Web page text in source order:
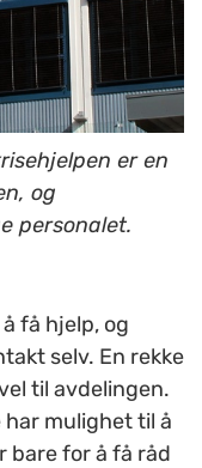
er en
og
personalet.
få hjelp, og
selv. En rekke
til avdelingen.
mulighet til å
bare for å få råd